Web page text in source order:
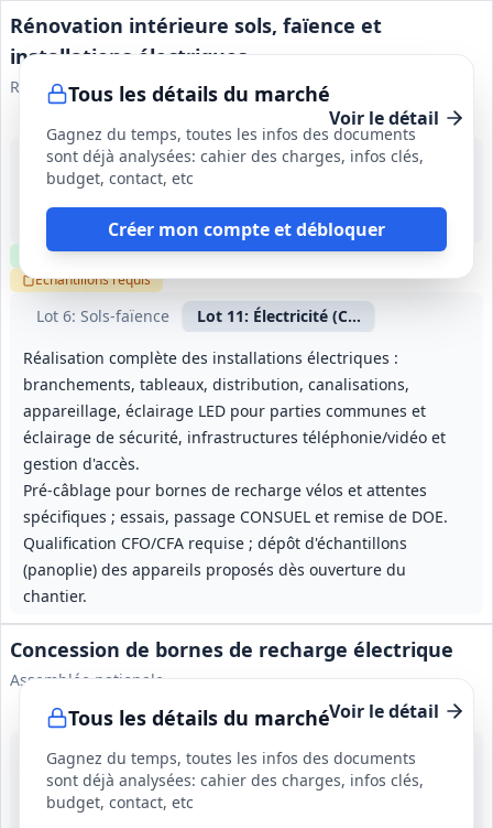
Tous les détails du marché
Gagnez du temps, toutes les infos des documents
sont déjà analysées: cahier des charges, infos clés,
budget, contact, etc
Créer mon compte et débloquer
Rénovation intérieure sols, faïence et
installations électriques
Reims Habitat
Voir le détail
Lot 6: Sols‑faïence Lot 11: Électricité (CFO/CFA)
Réalisation complète des installations électriques :
branchements, tableaux, distribution, canalisations,
appareillage, éclairage LED pour parties communes et
éclairage de sécurité, infrastructures téléphonie/vidéo et
gestion d'accès.
Pré‑câblage pour bornes de recharge vélos et attentes
spécifiques ; essais, passage CONSUEL et remise de DOE.
Qualification CFO/CFA requise ; dépôt d'échantillons
(panoplie) des appareils proposés dès ouverture du
chantier.
21 sept. 2026
Quartier Croix‑Rouge, Reims (51)
20 mois (dont 2 mois de préparation)
Clause environnementale Clause sociale Visiterequise
Échantillonsrequis
Tous les détails du marché
Gagnez du temps, toutes les infos des documents
sont déjà analysées: cahier des charges, infos clés,
budget, contact, etc
Concession de bornes de recharge électrique
Assemblée nationale
Voir le détail
11 sept. 2026
Paris (75)
4 300 000 €
8 ans (à partir de la notification)